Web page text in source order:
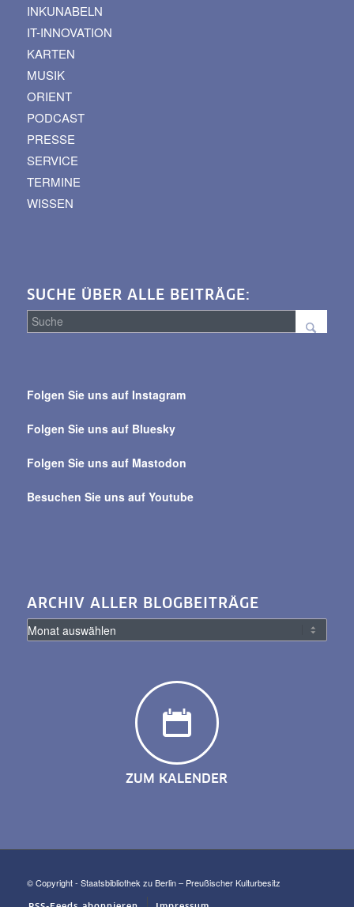
INKUNABELN
IT-INNOVATION
KARTEN
MUSIK
ORIENT
PODCAST
PRESSE
SERVICE
TERMINE
WISSEN
SUCHE ÜBER ALLE BEITRÄGE:
alle
Folgen Sie uns auf Instagram
Folgen Sie uns auf Bluesky
Folgen Sie uns auf Mastodon
Besuchen Sie uns auf Youtube
ARCHIV ALLER BLOGBEITRÄGE
ZUM KALENDER
© Copyright - Staatsbibliothek zu Berlin – Preußischer Kulturbesitz